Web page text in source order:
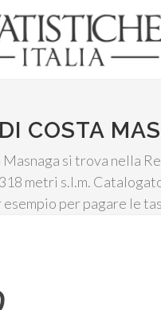
COSTA
Masnaga si trova nella
metri s.l.m.
per pagare le